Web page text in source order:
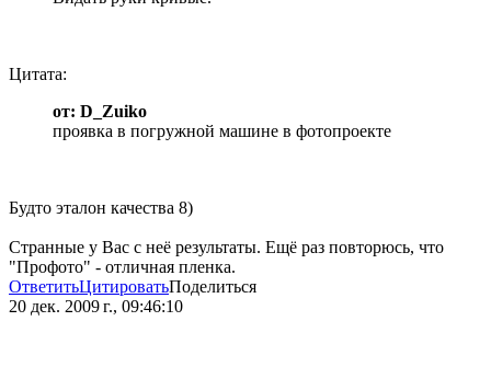
Цитата:
от: D_Zuiko
проявка в погружной машине в фотопроекте
Будто эталон качества 8)
Странные у Вас с неё результаты. Ещё раз повторюсь, что
"Профото" - отличная пленка.
ОтветитьЦитироватьПоделиться
20 дек. 2009 г., 09:46:10